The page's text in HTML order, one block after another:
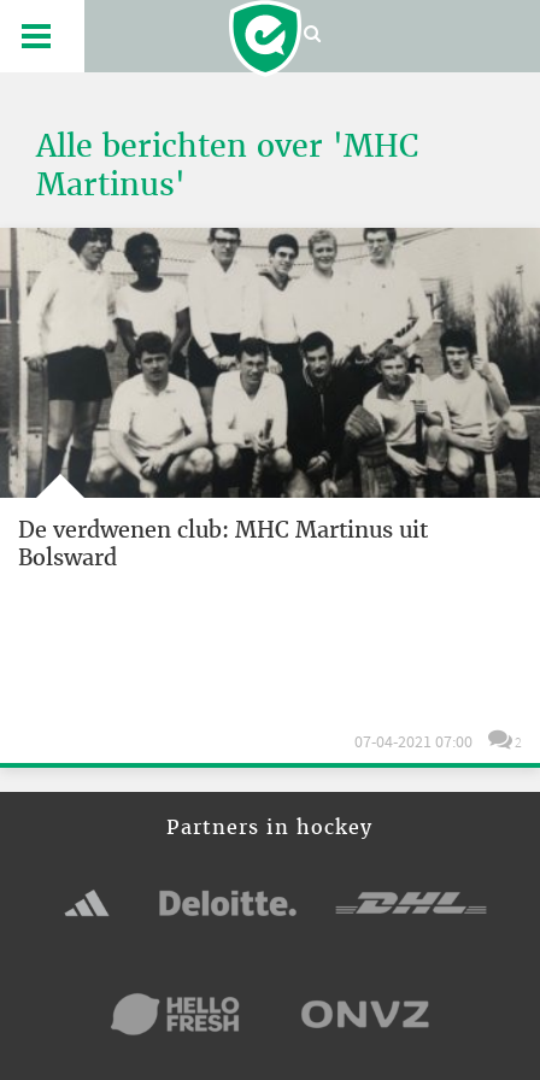
Alle berichten over 'MHC
Martinus'
De verdwenen club: MHC Martinus uit
Bolsward
07-04-2021 07:00 2
Partners in hockey